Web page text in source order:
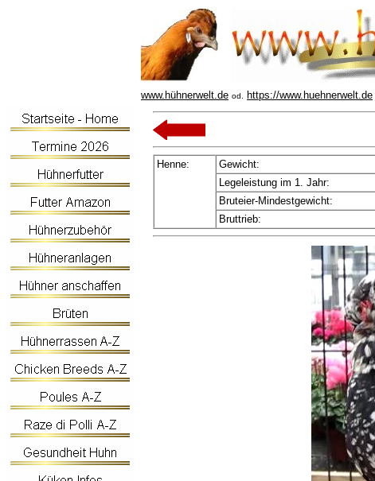
www.hühnerwelt.de od. https://www.huehnerwelt.de
Henne: Gewicht:
Legeleistung im 1. Jahr:
Bruteier-Mindestgewicht:
Bruttrieb: